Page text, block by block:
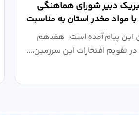
دبیر شورای هماهنگی
با مواد مخدر استان به مناسبت
این پیام آمده است؛ هفدهم
در تقویم افتخارات این سرزمین،...